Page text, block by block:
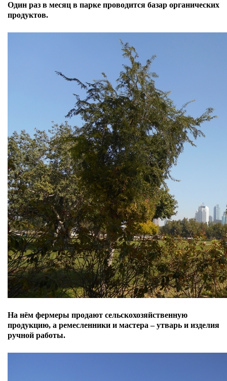
Один раз в месяц в парке проводится базар органических
продуктов.
На нём фермеры продают сельскохозяйственную
продукцию, а ремесленники и мастера–утварь и изделия
ручной работы.